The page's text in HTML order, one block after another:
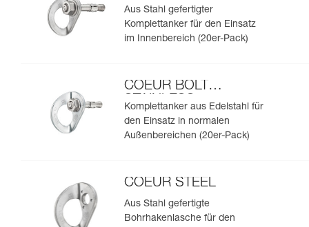
Aus Stahl gefertigter
Komplettanker für den Einsatz
im Innenbereich (20er-Pack)
COEUR BOLT
STAINLESS
Komplettanker aus Edelstahl für
den Einsatz in normalen
Außenbereichen (20er-Pack)
COEUR STEEL
Aus Stahl gefertigte
Bohrhakenlasche für den